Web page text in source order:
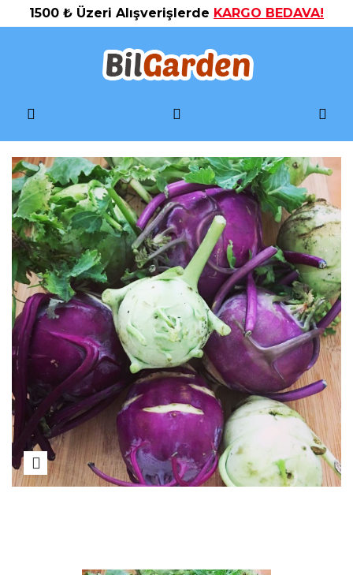
1500 ₺ Üzeri Alışverişlerde KARGO BEDAVA!